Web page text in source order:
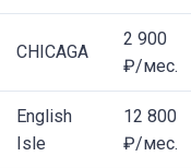
CHICAGA
2 900
₽/мес.
English
Isle
12 800
₽/мес.